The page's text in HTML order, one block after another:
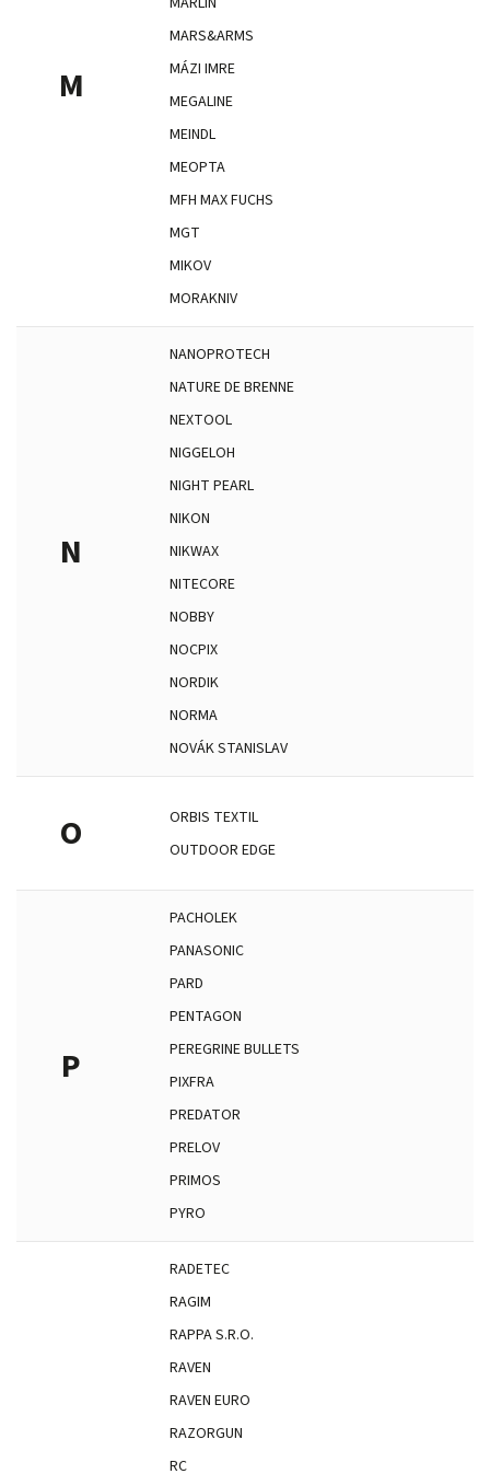
M
MARS&ARMS
MÁZI IMRE
MEGALINE
MEINDL
MEOPTA
MFH MAX FUCHS
MGT
MIKOV
MORAKNIV
N
NANOPROTECH
NATURE DE BRENNE
NEXTOOL
NIGGELOH
NIGHT PEARL
NIKON
NIKWAX
NITECORE
NOBBY
NOCPIX
NORDIK
NORMA
NOVÁK STANISLAV
O
ORBIS TEXTIL
OUTDOOR EDGE
P
PACHOLEK
PANASONIC
PARD
PENTAGON
PEREGRINE BULLETS
PIXFRA
PREDATOR
PRELOV
PRIMOS
PYRO
RADETEC
RAGIM
RAPPA S.R.O.
RAVEN
RAVEN EURO
RAZORGUN
RC